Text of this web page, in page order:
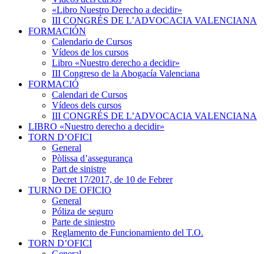
«Libro Nuestro Derecho a decidir»
III CONGRÉS DE L’ADVOCACIA VALENCIANA
FORMACIÓN
Calendario de Cursos
Vídeos de los cursos
Libro «Nuestro derecho a decidir»
III Congreso de la Abogacía Valenciana
FORMACIÓ
Calendari de Cursos
Vídeos dels cursos
III CONGRÉS DE L’ADVOCACIA VALENCIANA
LIBRO «Nuestro derecho a decidir»
TORN D’OFICI
General
Pòlissa d’assegurança
Part de sinistre
Decret 17/2017, de 10 de Febrer
TURNO DE OFICIO
General
Póliza de seguro
Parte de siniestro
Reglamento de Funcionamiento del T.O.
TORN D’OFICI